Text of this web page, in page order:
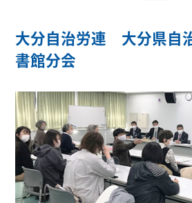
大分自治労連 大分県自
書館分会